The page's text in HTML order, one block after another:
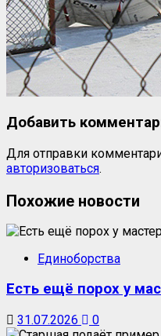
Добавить
Для отправки
авторизоваться.
Похожие новости
Единоборства
Есть ещё порох у
31.07.2026 0